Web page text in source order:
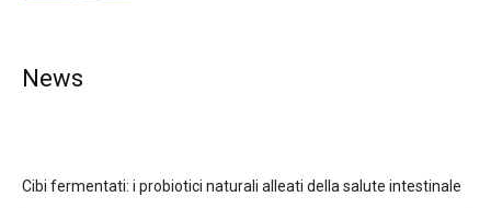
News
Cibi fermentati: i probiotici naturali alleati della salute intestinale